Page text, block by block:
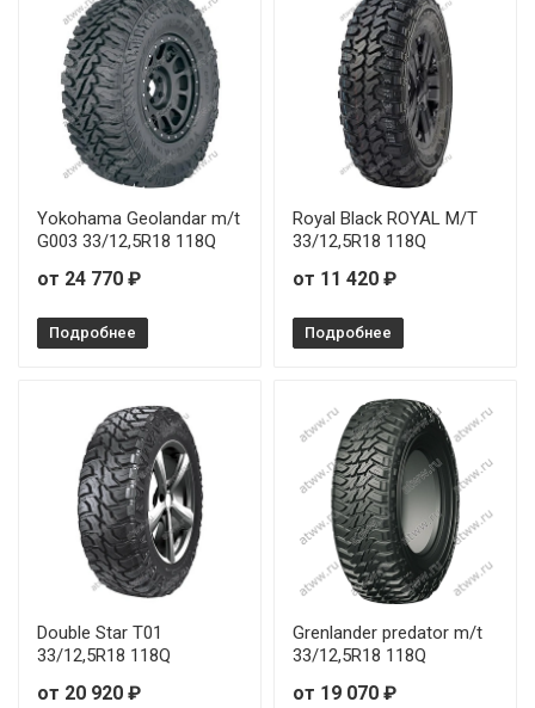
RockBlade ROCK 787 R/T 33/12,5R15 108Q
RockBlade ROCK 787 R/T 33/12,5R20 114Q
RockBlade ROCK 787 R/T 35/12,5R17 121Q
Yokohama Geolandar m/t
G003 33/12,5R18 118Q
от 24 770 ₽
Подробнее
Royal Black ROYAL M/T
33/12,5R18 118Q
от 11 420 ₽
Подробнее
Double Star T01
33/12,5R18 118Q
от 20 920 ₽
Grenlander predator m/t
33/12,5R18 118Q
от 19 070 ₽